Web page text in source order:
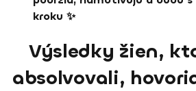
kroku ✨
Výsledky žien,
absolvovali,